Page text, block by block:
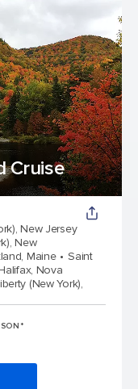
Cruise
New Jersey
New
Maine
Saint
Nova
(New York),